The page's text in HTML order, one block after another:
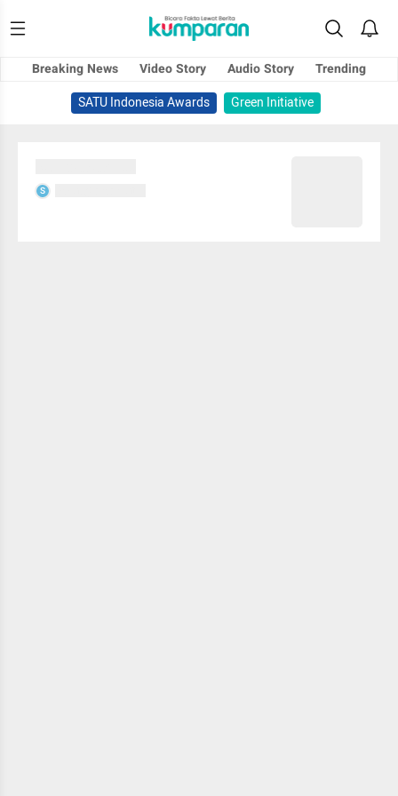
Breaking News Video Story Audio Story
Trending
SATU Indonesia Awards
Green Initiative
S